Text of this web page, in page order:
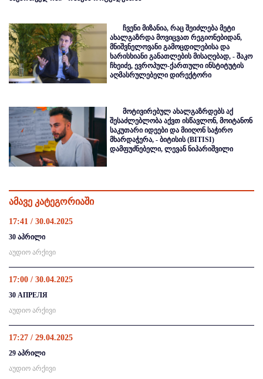
ჩვენი მიზანია, რაც შეიძლება მეტი
ახალგაზრდა მოვიცვათ რეგიონებიდან,
მნიშვნელოვანი გამოცდილებისა და
ხარისხიანი განათლების მისაღებად, - შაკო
ჩხეიძე, ევროპულ-ქართული ინსტიტუტის
აღმასრულებელი დირექტორი
მოტივირებულ ახალგაზრდებს აქ
შესაძლებლობა აქვთ ისწავლონ, მოიტანონ
საკუთარი იდეები და მიიღონ საჭირო
მხარდაჭერა, - ბიტისის (BITISI)
დამფუძნებელი, ლევან ნიპარიშვილი
ამავე კატეგორიაში
17:41 / 30.04.2025
30 აპრილი
აუდიო არქივი
17:00 / 30.04.2025
30 АПРЕЛЯ
აუდიო არქივი
17:27 / 29.04.2025
29 აპრილი
აუდიო არქივი